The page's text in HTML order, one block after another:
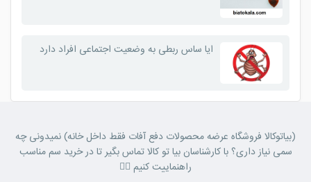
ایا ساس ربطی به وضعیت اجتماعی افراد دارد
(بیاتوکالا فروشگاه عرضه محصولات دفع آفات فقط داخل خانه) نمیدونی چه
سمی نیاز داری؟ با کارشناسان بیا تو کالا تماس بگیر تا در خرید سم مناسب
راهنماییت کنیم 👈🏼